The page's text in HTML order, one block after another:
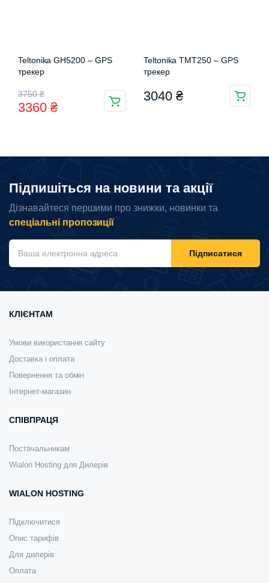
Teltonika GH5200 – GPS
трекер
3750₴
Оригінальна
ціна:
3360 ₴
Поточна
ціна:
Teltonika TMT250 – GPS
трекер
3040 ₴
Підпишіться на новини та акції
Дізнавайтеся першими про знижки, новинки та
спеціальні пропозиції
Підписатися
КЛІЄНТАМ
Умови використання сайту
Доставка і оплата
Повернення та обмін
Інтернет-магазин
СПІВПРАЦЯ
Постачальникам
Wialon Hosting для Дилерів
WIALON HOSTING
Підключитися
Опис тарифів
Для дилерів
Оплата